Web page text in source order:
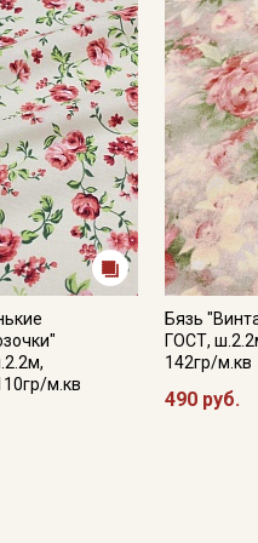
ткани в зависимости от
м.кв
Бязь
ГОСТ,
142гр/м.кв
490 руб.